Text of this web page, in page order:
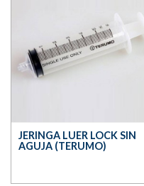
JERINGA LUER LOCK SIN
AGUJA (TERUMO)